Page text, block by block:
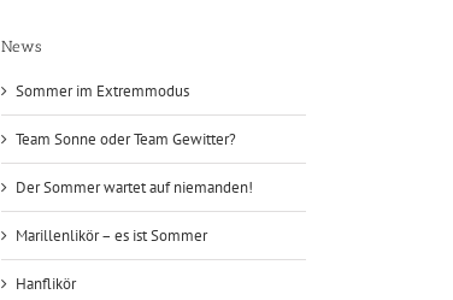
News
Sommer im Extremmodus
Team Sonne oder Team Gewitter?
Der Sommer wartet auf niemanden!
Marillenlikör – es ist Sommer
Hanflikör